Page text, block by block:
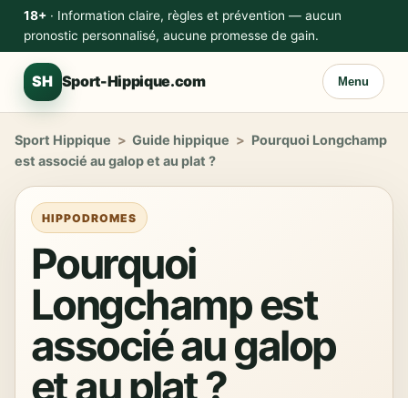
18+· Information claire, règles et prévention — aucun
pronostic personnalisé, aucune promesse de gain.
SH Sport-Hippique.com Menu
Sport Hippique > Guide hippique > Pourquoi Longchamp
est associé au galop et au plat ?
HIPPODROMES
Pourquoi
Longchamp est
associé au galop
et au plat ?